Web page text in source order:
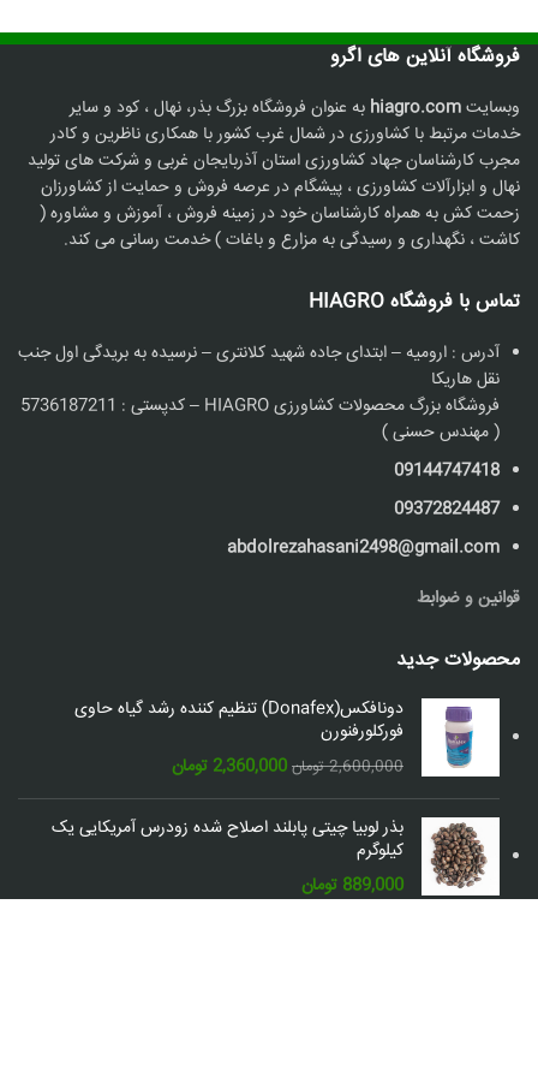
فروشگاه آنلاین های اگرو
وبسایتhiagro.com به عنوان فروشگاه بزرگ بذر، نهال ، کود و سایر
خدمات مرتبط با کشاورزی در شمال غرب کشور با همکاری ناظرین و کادر
مجرب کارشناسان جهاد کشاورزی استان آذربایجان غربی و شرکت های تولید
نهال و ابزارآلات کشاورزی ، پیشگام در عرصه فروش و حمایت از کشاورزان
زحمت کش به همراه کارشناسان خود در زمینه فروش ، آموزش و مشاوره (
کاشت ، نگهداری و رسیدگی به مزارع و باغات ) خدمت رسانی می کند.
تماس با فروشگاه HIAGRO
آدرس : ارومیه – ابتدای جاده شهید کلانتری – نرسیده به بریدگی اول جنب
نقل هاریکا
فروشگاه بزرگ محصولات کشاورزی HIAGRO – کدپستی : 5736187211
( مهندس حسنی )
09144747418
09372824487
abdolrezahasani2498@gmail.com
قوانین و ضوابط
محصولات جدید
دونافکس(Donafex) تنظیم کننده رشد گیاه حاوی
فورکلورفنورن
2,600,000 تومان قیمت
اصلی:
2,600,000 تومان
2,360,000 تومانقیمت
فعلی:
2,360,000 تومان.
بذر لوبیا چیتی پابلند اصلاح شده زودرس آمریکایی یک
کیلوگرم
889,000 تومان